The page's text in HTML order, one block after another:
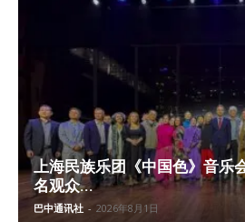
上海民族乐团《中国色》音乐
名观众...
巴中通讯社 - 2026年8月1日